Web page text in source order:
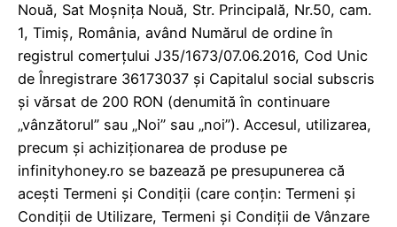
Nouă, Sat Moșnița Nouă, Str. Principală, Nr.50, cam.
1, Timiș, România, având Numărul de ordine în
registrul comerțului J35/1673/07.06.2016, Cod Unic
de Înregistrare 36173037 și Capitalul social subscris
și vărsat de 200 RON (denumită în continuare
„vânzătorul” sau „Noi” sau „noi”). Accesul, utilizarea,
precum și achiziționarea de produse pe
infinityhoney.ro se bazează pe presupunerea că
acești Termeni și Condiții (care conțin: Termeni și
Condiții de Utilizare, Termeni și Condiții de Vânzare